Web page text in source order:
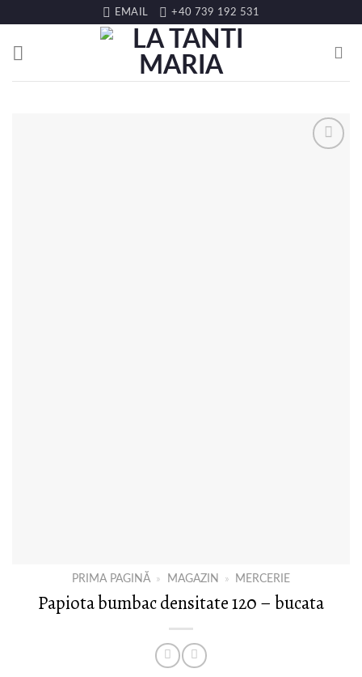
EMAIL +40 739 192 531
PRIMA PAGINĂ » MAGAZIN » MERCERIE
Papiota bumbac densitate 120 – bucata